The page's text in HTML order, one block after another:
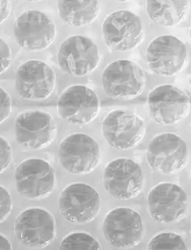
Ручная
Машинная
Диспенсеры для стрейч
пленки
ПЛЕНКА
1-й сорт
2-й сорт